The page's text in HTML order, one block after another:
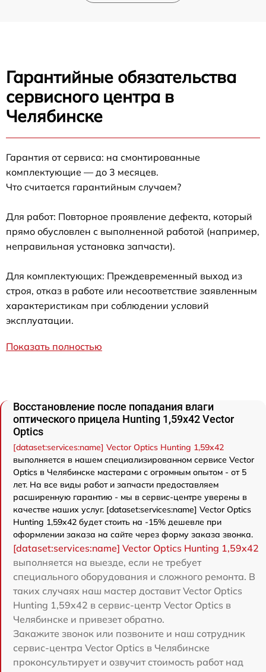
Гарантийные обязательства
сервисного центра в
Челябинске
Гарантия от сервиса: на смонтированные
комплектующие — до 3 месяцев.
Что считается гарантийным случаем?
Для работ: Повторное проявление дефекта, который
прямо обусловлен с выполненной работой (например,
неправильная установка запчасти).
Для комплектующих: Преждевременный выход из
строя, отказ в работе или несоответствие заявленным
характеристикам при соблюдении условий
эксплуатации.
Показать полностью
Восстановление после попадания влаги
оптического прицела Hunting 1,59x42 Vector
Optics
[dataset:services:name] Vector Optics Hunting 1,59x42
выполняется в нашем специализированном сервисе Vector
Optics в Челябинске мастерами с огромным опытом - от 5
лет. На все виды работ и запчасти предоставляем
расширенную гарантию - мы в сервис-центре уверены в
качестве наших услуг. [dataset:services:name] Vector Optics
Hunting 1,59x42 будет стоить на -15% дешевле при
оформлении заказа на сайте через форму заказа звонка.
[dataset:services:name] Vector Optics Hunting 1,59x42
выполняется на выезде, если не требует
специального оборудования и сложного ремонта. В
таких случаях наш мастер доставит Vector Optics
Hunting 1,59x42 в сервис-центр Vector Optics в
Челябинске и привезет обратно.
Закажите звонок или позвоните и наш сотрудник
сервис-центра Vector Optics в Челябинске
проконсультирует и озвучит стоимость работ над